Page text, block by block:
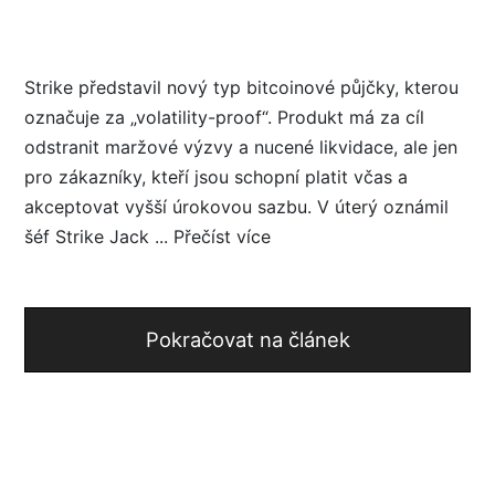
Strike představil nový typ bitcoinové půjčky, kterou
označuje za „volatility-proof“. Produkt má za cíl
odstranit maržové výzvy a nucené likvidace, ale jen
pro zákazníky, kteří jsou schopní platit včas a
akceptovat vyšší úrokovou sazbu. V úterý oznámil
šéf Strike Jack ... Přečíst více
Pokračovat na článek